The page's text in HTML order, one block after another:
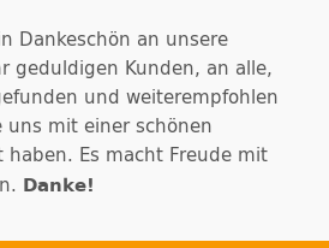
Dankeschön an unsere
geduldigen Kunden, an alle,
und weiterempfohlen
uns mit einer schönen
Es macht Freude mit
Danke!